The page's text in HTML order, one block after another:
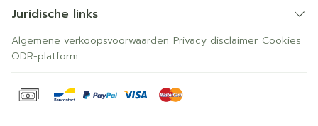
Juridische links
Algemene verkoopsvoorwaarden Privacy disclaimer Cookies
ODR-platform